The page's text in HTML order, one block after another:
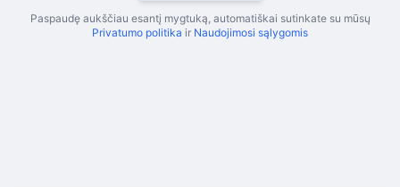
Paspaudę aukščiau esantį mygtuką, automatiškai sutinkate su mūsų
Privatumo politika ir Naudojimosi sąlygomis